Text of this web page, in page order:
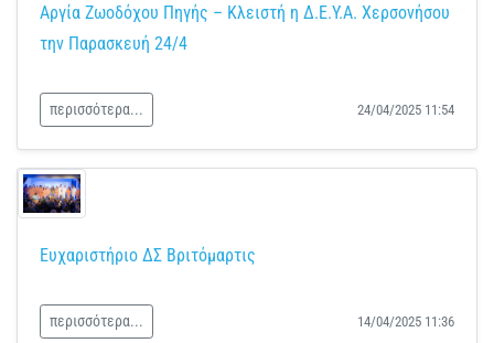
Αργία Ζωοδόχου Πηγής – Κλειστή η Δ.Ε.Υ.Α. Χερσονήσου
την Παρασκευή 24/4
περισσότερα... 24/04/2025 11:54
Ευχαριστήριο ΔΣ Βριτόμαρτις
περισσότερα... 14/04/2025 11:36